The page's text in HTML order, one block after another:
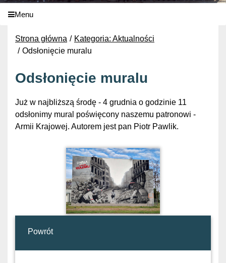
Menu
Strona główna
Kategoria: Aktualności
Odsłonięcie muralu
Odsłonięcie muralu
Już w najbliższą środę - 4 grudnia o godzinie 11
odsłonimy mural poświęcony naszemu patronowi -
Armii Krajowej. Autorem jest pan Piotr Pawlik.
Powrót